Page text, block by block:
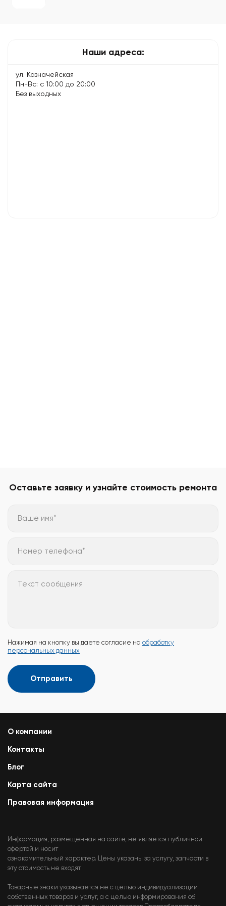
Наши адреса:
ул. Казначейская
Пн-Вс: с 10:00 до 20:00
Без выходных
Оставьте заявку и узнайте стоимость ремонта
Ваше имя*
Номер телефона*
Текст сообщения
Нажимая на кнопку вы даете согласие на обработку
персональных данных
Отправить
О компании
Контакты
Блог
Карта сайта
Правовая информация
Информация, размещенная на сайте, не является публичной
офертой и носит
ознакомительный характер. Цены указаны за услугу, запчасти в
эту стоимость не входят
Товарные знаки указывается не с целью индивидуализации
собственных товаров и услуг, а с целью информирования об